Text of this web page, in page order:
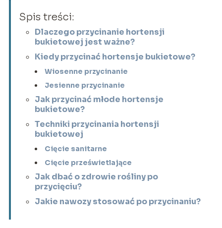
Spis treści:
Dlaczego przycinanie hortensji
bukietowej jest ważne?
Kiedy przycinać hortensje bukietowe?
Wiosenne przycinanie
Jesienne przycinanie
Jak przycinać młode hortensje
bukietowe?
Techniki przycinania hortensji
bukietowej
Cięcie sanitarne
Cięcie prześwietlające
Jak dbać o zdrowie rośliny po
przycięciu?
Jakie nawozy stosować po przycinaniu?